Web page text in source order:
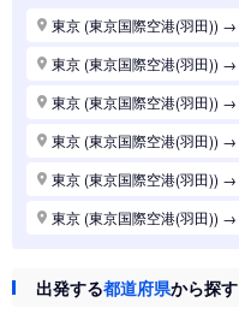
東京 (東京国際空港(羽田)) →
東京 (東京国際空港(羽田)) →
東京 (東京国際空港(羽田)) →
東京 (東京国際空港(羽田)) →
東京 (東京国際空港(羽田)) →
東京 (東京国際空港(羽田)) →
東京 (東京国際空港(羽田))→
出発する都道府県から探す